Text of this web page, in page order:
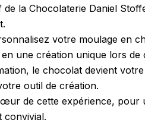
de la Chocolaterie Daniel
votre moulage en
une création unique lors de
le chocolat devient
outil de création.
de cette expérience, pour
convivial.